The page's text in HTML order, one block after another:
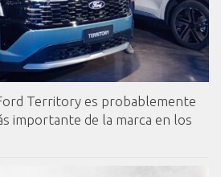
Territory es probablemente
importante de la marca en los